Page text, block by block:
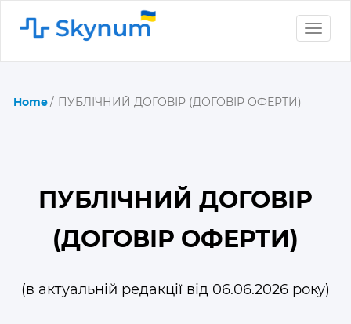
Toggle
Home ПУБЛІЧНИЙ ДОГОВІР (ДОГОВІР ОФЕРТИ)
ПУБЛІЧНИЙ ДОГОВІР
(ДОГОВІР ОФЕРТИ)
(в актуальній редакції від 06.06.2026 року)